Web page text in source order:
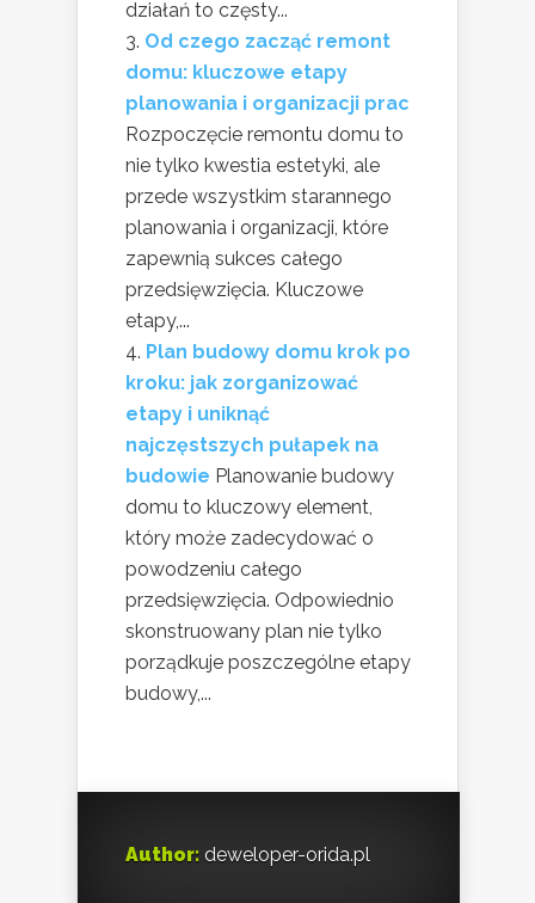
działań to częsty...
Od czego zacząć remont
domu: kluczowe etapy
planowania i organizacji prac
Rozpoczęcie remontu domu to
nie tylko kwestia estetyki, ale
przede wszystkim starannego
planowania i organizacji, które
zapewnią sukces całego
przedsięwzięcia. Kluczowe
etapy,...
Plan budowy domu krok po
kroku: jak zorganizować
etapy i uniknąć
najczęstszych pułapek na
budowie Planowanie budowy
domu to kluczowy element,
który może zadecydować o
powodzeniu całego
przedsięwzięcia. Odpowiednio
skonstruowany plan nie tylko
porządkuje poszczególne etapy
budowy,...
Author: deweloper-orida.pl